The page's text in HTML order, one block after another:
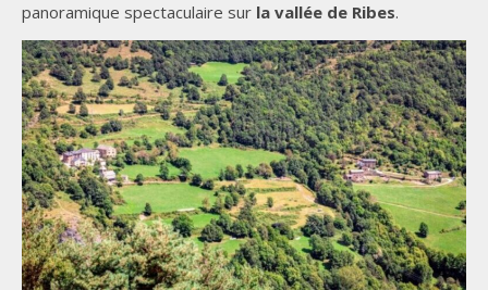
panoramique spectaculaire sur la vallée de Ribes.